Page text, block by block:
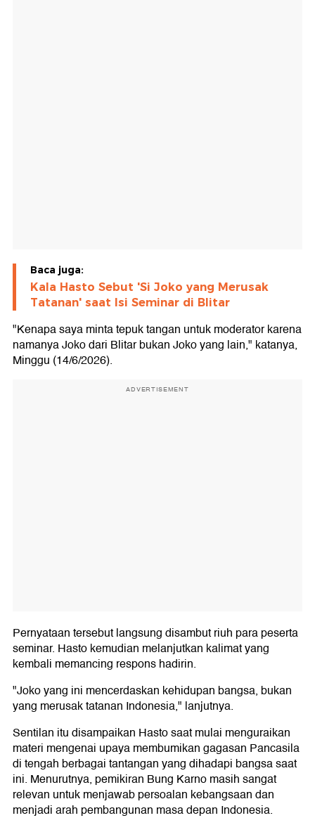
Baca juga:
Kala Hasto Sebut 'Si Joko yang Merusak
Tatanan' saat Isi Seminar di Blitar
"Kenapa saya minta tepuk tangan untuk moderator karena
namanya Joko dari Blitar bukan Joko yang lain," katanya,
Minggu (14/6/2026).
ADVERTISEMENT
Pernyataan tersebut langsung disambut riuh para peserta
seminar. Hasto kemudian melanjutkan kalimat yang
kembali memancing respons hadirin.
"Joko yang ini mencerdaskan kehidupan bangsa, bukan
yang merusak tatanan Indonesia," lanjutnya.
Sentilan itu disampaikan Hasto saat mulai menguraikan
materi mengenai upaya membumikan gagasan Pancasila
di tengah berbagai tantangan yang dihadapi bangsa saat
ini. Menurutnya, pemikiran Bung Karno masih sangat
relevan untuk menjawab persoalan kebangsaan dan
menjadi arah pembangunan masa depan Indonesia.